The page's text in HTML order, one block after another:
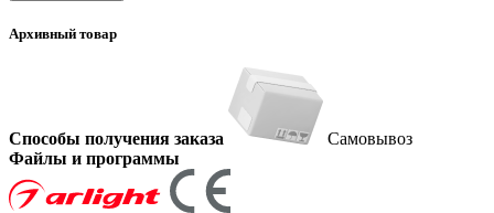
Архивный товар
Способы получения заказа
Самовывоз
Файлы и программы